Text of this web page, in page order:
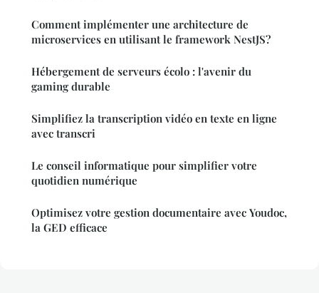
Comment implémenter une architecture de
microservices en utilisant le framework NestJS?
Hébergement de serveurs écolo : l'avenir du
gaming durable
Simplifiez la transcription vidéo en texte en ligne
avec transcri
Le conseil informatique pour simplifier votre
quotidien numérique
Optimisez votre gestion documentaire avec Youdoc,
la GED efficace